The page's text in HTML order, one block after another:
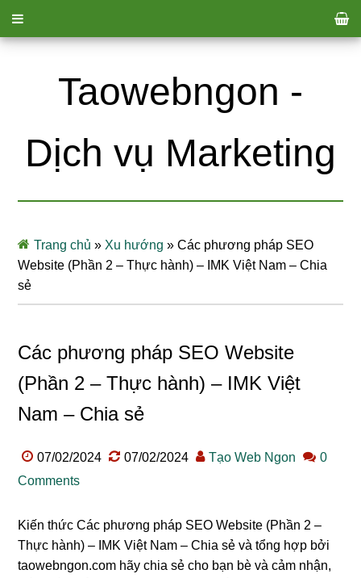
Taowebngon -
Dịch vụ Marketing
Trang chủ » Xu hướng »Các phương pháp SEO
Website (Phần 2 – Thực hành) – IMK Việt Nam – Chia
sẻ
Các phương pháp SEO Website
(Phần 2 – Thực hành) – IMK Việt
Nam – Chia sẻ
07/02/2024 07/02/2024 Tạo Web Ngon
0
Comments
Kiến thức Các phương pháp SEO Website (Phần 2 –
Thực hành) – IMK Việt Nam – Chia sẻ và tổng hợp bởi
taowebngon.com hãy chia sẻ cho bạn bè và cảm nhận,